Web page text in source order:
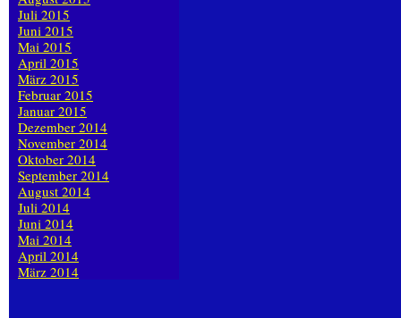
Juli 2015
Juni 2015
Mai 2015
April 2015
März 2015
Februar 2015
Januar 2015
Dezember 2014
November 2014
Oktober 2014
September 2014
August 2014
Juli 2014
Juni 2014
Mai 2014
April 2014
März 2014